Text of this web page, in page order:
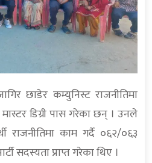
छाडेर कम्युनिस्ट राजनीतिमा
डिग्री पास गरेका छन् । उनले
राजनीतिमा काम गर्दै ०६२/०६३
सदस्यता प्राप्त गरेका थिए ।